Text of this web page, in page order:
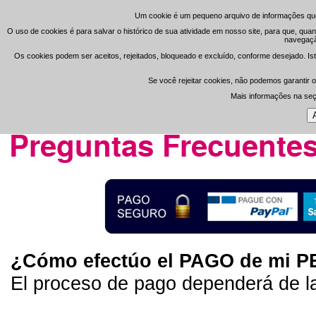
Um cookie é um pequeno arquivo de informações
O uso de cookies é para salvar o histórico de sua atividade em nosso site, para que,
Os cookies podem ser aceitos, rejeitados, bloqueado e excluído, conforme desejado.
Se você rejeitar cookies, não podemos garantir
Mais informações na
Um cookie é um pequeno arquivo de informações
O uso de cookies é para salvar o histórico de sua atividade em nosso site, para que,
Os cookies podem ser aceitos, rejeitados, bloqueado e excluído, conforme desejado.
Se você rejeitar cookies, não podemos garantir
Mais informações na
Open Clean
Preguntas
¿Cómo efectúo el PAGO de mi
El proceso de pago dependerá de
Registrar -Área de